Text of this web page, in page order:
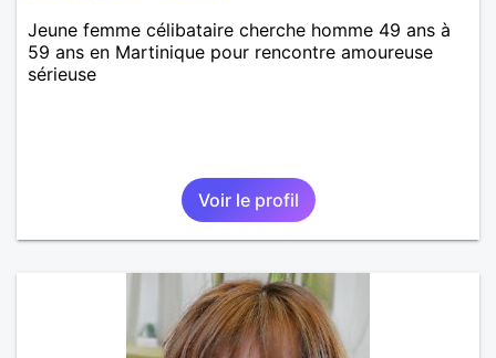
Jeune femme célibataire cherche homme 49 ans à
59 ans en Martinique pour rencontre amoureuse
sérieuse
Voir le profil